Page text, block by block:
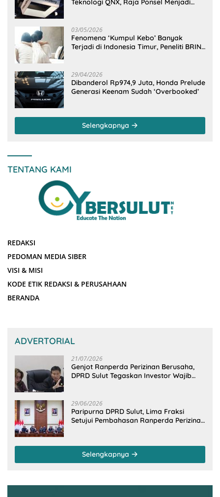
Teknologi QNX, Raja Ponsel Menjadi
03/05/2026
Fenomena ‘Kumpul Kebo’ Banyak
Terjadi di Indonesia Timur, Peneliti BRIN
29/04/2026
Dibanderol Rp974,9 Juta, Honda Prelude
Generasi Keenam Sudah ‘Overbooked’
Selengkapnya
TENTANG KAMI
REDAKSI
PEDOMAN MEDIA SIBER
VISI & MISI
KODE ETIK REDAKSI & PERUSAHAAN
BERANDA
ADVERTORIAL
21/07/2026
Genjot Ranperda Perizinan Berusaha,
DPRD Sulut Tegaskan Investor Wajib
29/06/2026
Paripurna DPRD Sulut, Lima Fraksi
Setujui Pembahasan Ranperda Perizinan
Selengkapnya